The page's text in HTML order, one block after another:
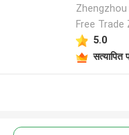
Free Trade
5.0
सत्यापित